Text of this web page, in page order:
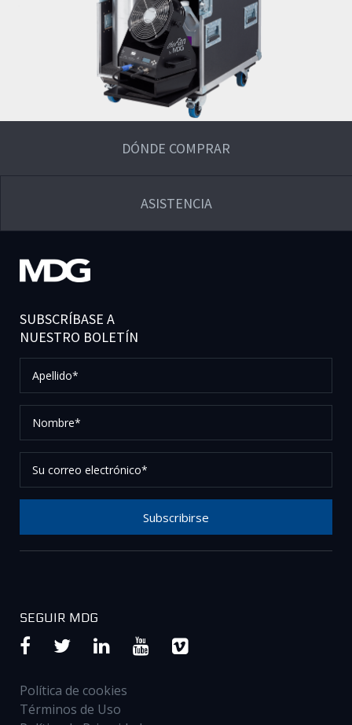
DÓNDE COMPRAR
ASISTENCIA
SUBSCRÍBASE A
NUESTRO BOLETÍN
correo
electrónico*
Subscribirse
SEGUIR MDG
Política de cookies
Términos de Uso